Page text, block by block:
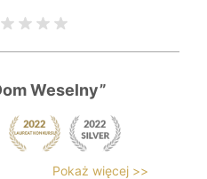
Weselny”
Pokaż więcej >>